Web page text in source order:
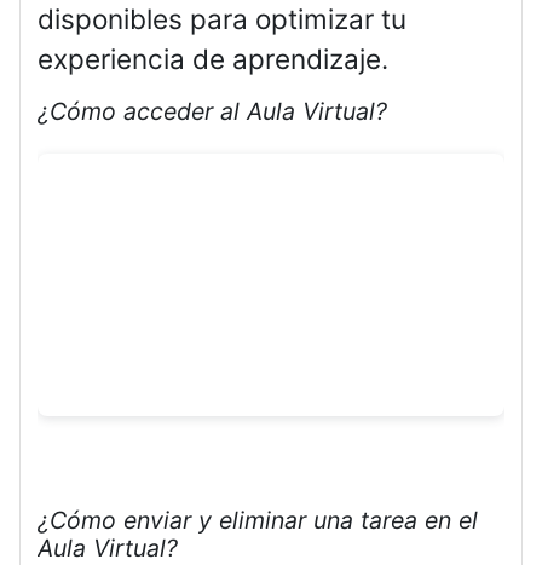
disponibles para optimizar tu
experiencia de aprendizaje.
¿Cómo acceder al Aula Virtual?
¿Cómo enviar y eliminar una tarea en el
Aula Virtual?